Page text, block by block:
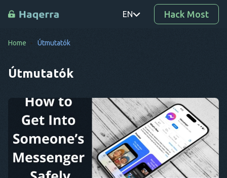
EN
DE
SV
KO
EL
Hack Most
Home Útmutatók
Útmutatók